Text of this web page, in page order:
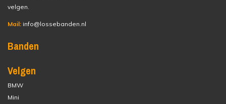
velgen.
Mail: info@lossebanden.nl
Banden
Velgen
BMW
Mini